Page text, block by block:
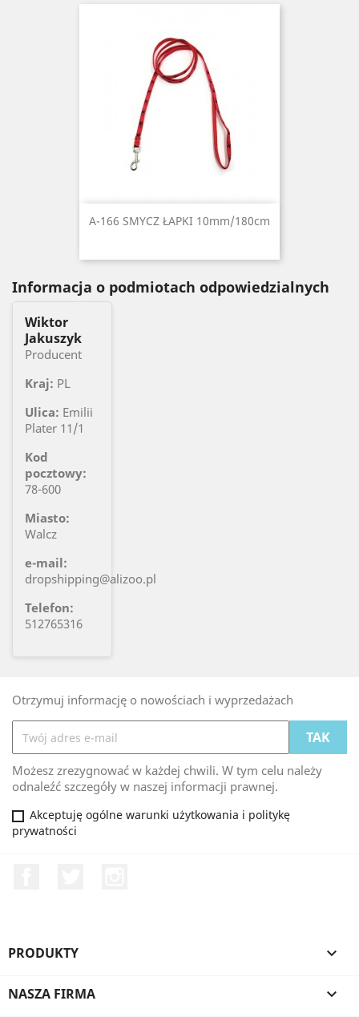
A-166 SMYCZ ŁAPKI 10mm/180cm
Informacja o podmiotach odpowiedzialnych
Wiktor
Jakuszyk
Producent
Kraj: PL
Ulica: Emilii
Plater 11/1
Kod
pocztowy:
78-600
Miasto:
Walcz
e-mail:
dropshipping@alizoo.pl
Telefon:
512765316
Otrzymuj informację o nowościach i wyprzedażach
Możesz zrezygnować w każdej chwili. W tym celu należy
odnaleźć szczegóły w naszej informacji prawnej.
Akceptuję ogólne warunki użytkowania i politykę
prywatności
PRODUKTY 
NASZA FIRMA 